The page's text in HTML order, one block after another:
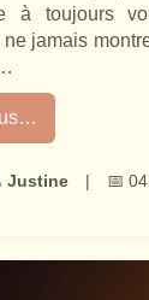
à toujours
ne jamais
Justine | 📅